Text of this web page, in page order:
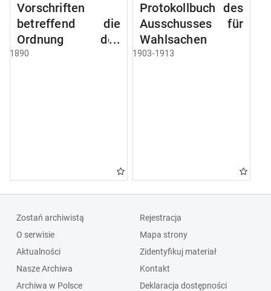
Vorschriften
betreffend die
Ordnung des
Geschäftsganges
1890
Protokollbuch des
Ausschusses für
Wahlsachen
1903-1913
Zostań archiwistą
O serwisie
Aktualności
Nasze Archiwa
Archiwa w Polsce
Rejestracja
Mapa strony
Zidentyfikuj materiał
Kontakt
Deklaracja dostępności